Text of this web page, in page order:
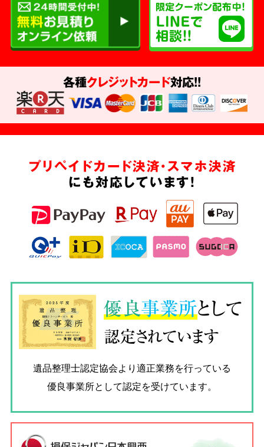
各種クレジットカード対応!!
プリペイドカード決済・スマホ決済
にも対応しています!
優良事業所として
認定されています
遺品整理士認定協会より適正業務を行っている
優良事業所として認定を受けています。